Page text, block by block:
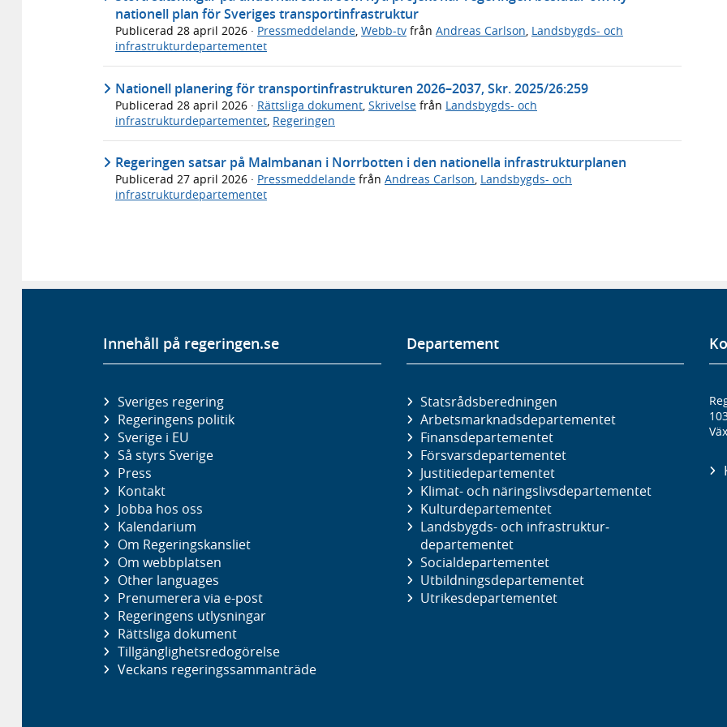
nationell plan för Sveriges transportinfrastruktur
Publicerad 28 april 2026 · Pressmeddelande, Webb-tv från Andreas Carlson, Landsbygds- och
infrastrukturdepartementet
Nationell planering för transportinfrastrukturen 2026–2037, Skr. 2025/26:259
Publicerad 28 april 2026 · Rättsliga dokument Skrivelse från Landsbygds- och
infrastrukturdepartementet Regeringen
Regeringen satsar på Malmbanan i Norrbotten i den nationella infrastrukturplanen
Publicerad 27 april 2026 · Pressmeddelande från Andreas Carlson, Landsbygds- och
infrastrukturdepartementet
Innehåll på regeringen.se
Sveriges regering
Regeringens politik
Sverige i EU
Så styrs Sverige
Press
Kontakt
Jobba hos oss
Kalendarium
Om Regeringskansliet
Om webbplatsen
Other languages
Prenumerera via e-post
Regeringens utlysningar
Rättsliga dokument
Tillgänglighetsredogörelse
Veckans regeringssammanträde
Departement
Statsrådsberedningen
Arbetsmarknads­departementet
Finans­departementet
Försvars­departementet
Justitie­departementet
Klimat- och näringslivs­departementet
Kultur­departementet
Landsbygds- och infrastruktur­
departementet
Social­departementet
Utbildnings­departementet
Utrikes­departementet